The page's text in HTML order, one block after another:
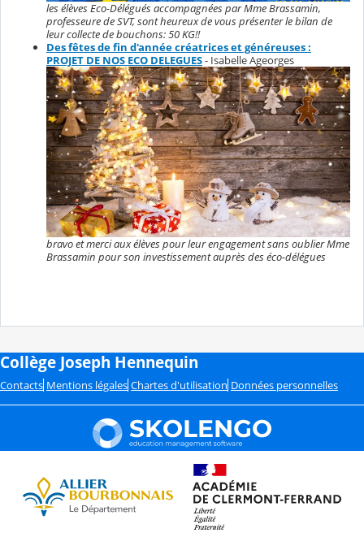
les élèves Eco-Délégués accompagnées par Mme Brassamin,
professeure de SVT, sont heureux de vous présenter le bilan de
leur collecte de bouchons: 50 KG!!
Des fêtes de fin d'année créatrices et généreuses :
PROJET DE NOS ECO DELEGUES- Isabelle Ageorges
bravo et merci aux élèves pour leur engagement sans oublier Mme
Brassamin pour son investissement auprès des éco-délégues
Collège Joseph Hennequin
Contacts Mentions légales Chartes d'utilisation Données personnelles